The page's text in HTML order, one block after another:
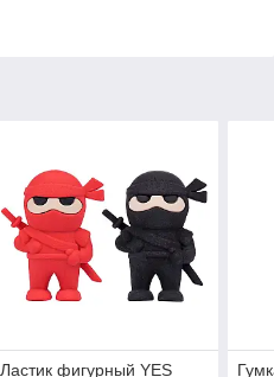
Ластик фигурный YES